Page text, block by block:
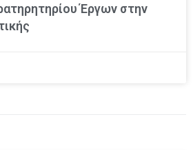
Έργων στην